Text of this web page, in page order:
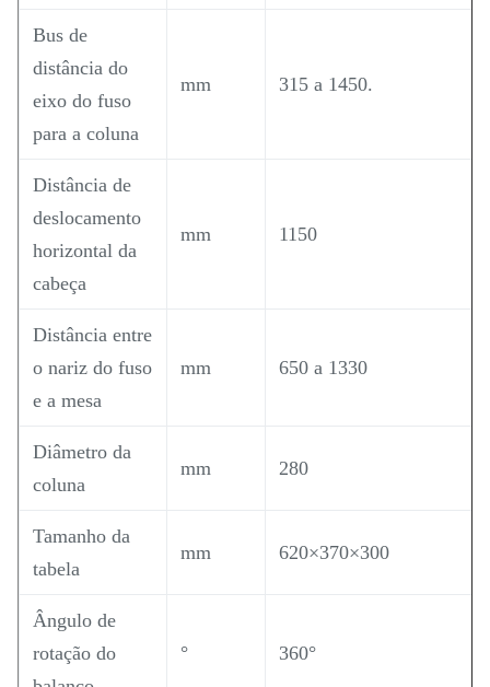
Bus de
distância do
eixo do fuso
para a coluna
mm 315 a 1450.
Distância de
deslocamento
horizontal da
cabeça
mm 1150
Distância entre
o nariz do fuso
e a mesa
mm 650 a 1330
Diâmetro da
coluna
mm 280
Tamanho da
tabela
mm 620×370×300
Ângulo de
rotação do
° 360°